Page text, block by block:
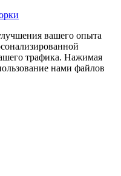
вашего опыта
трафика. Нажимая
нами файлов